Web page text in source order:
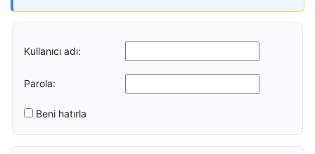
Kullanıcı adı:
Parola:
Beni hatırla